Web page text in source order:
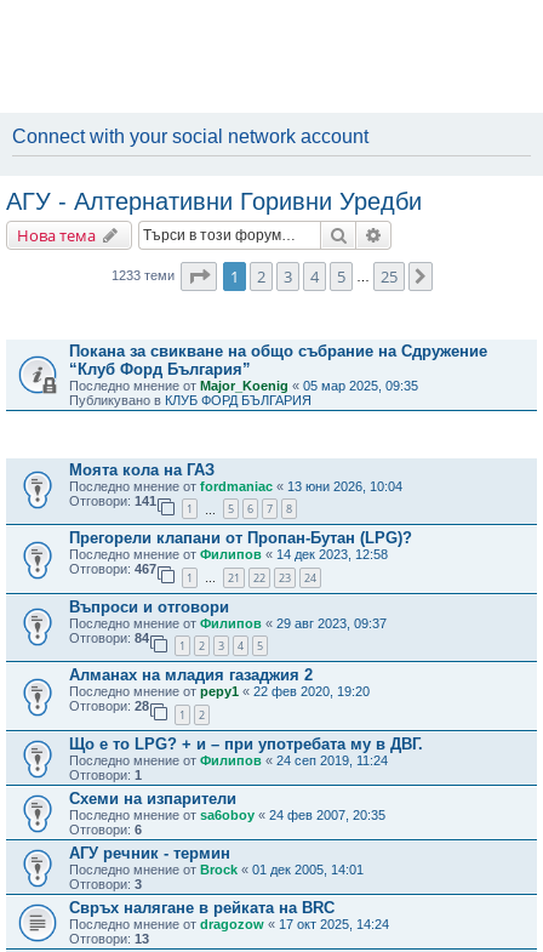
Connect with your social network account
АГУ - Алтернативни Горивни Уредби
Нова тема Търсене
1233 теми Страница1 от
1 2 3 4 5 25
Покана за свикване на общо събрание на Сдружение
“Клуб Форд България”
Последно мнение от Major_Koenig « 05 мар 2025, 09:35
Публикувано в КЛУБ ФОРД БЪЛГАРИЯ
Моята кола на ГАЗ
Последно мнение от fordmaniac « 13 юни 2026, 10:04
Отговори: 141
1 5 6 7 8
Прегорели клапани от Пропан-Бутан (LPG)?
Последно мнение от Филипов « 14 дек 2023, 12:58
Отговори: 467
1 … 21 22 23 24
Въпроси и отговори
Последно мнение от Филипов « 29 авг 2023, 09:37
Отговори: 84
1 2 3 4 5
Алманах на младия газаджия 2
Последно мнение от pepy1 « 22 фев 2020, 19:20
Отговори: 28
1 2
Що е то LPG? + и – при употребата му в ДВГ.
Последно мнение от Филипов « 24 сеп 2019, 11:24
Отговори: 1
Схеми на изпарители
Последно мнение от sa6oboy « 24 фев 2007, 20:35
Отговори: 6
АГУ речник - термин
Последно мнение от Brock « 01 дек 2005, 14:01
Отговори: 3
Свръх налягане в рейката на BRC
Последно мнение от dragozow « 17 окт 2025, 14:24
Отговори: 13